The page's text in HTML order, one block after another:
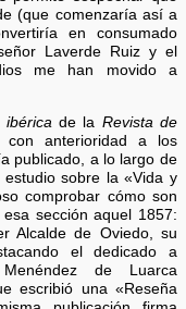
(que comenzaría así a
en consumado
Laverde Ruiz y el
me han movido a
ibérica de la Revista de
anterioridad a los
publicado, a lo largo de
sobre la «Vida y
comprobar cómo son
sección aquel 1857:
Alcalde de Oviedo, su
el dedicado a
de Luarca
escribió una «Reseña